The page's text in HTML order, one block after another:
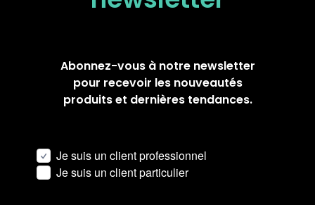
Abonnez-vous à notre newsletter
pour recevoir les nouveautés
produits et dernières tendances.
Je suis un client professionnel
Je suis un client particulier